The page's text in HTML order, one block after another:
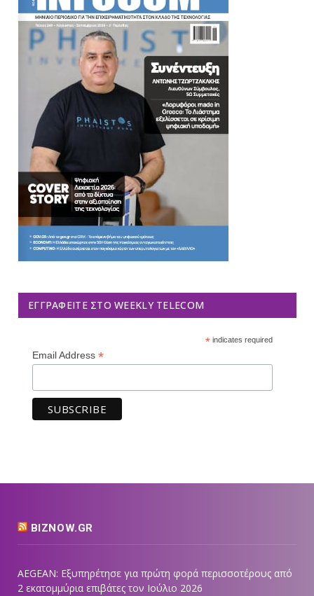
ΕΓΓΡΑΦΕΊΤΕ ΣΤΟ WEEKLY TELECOM
*indicates required
Email Address *
BIZNOW.GR
AEGEAN: Εξυπηρέτησε για πρώτη φορά περισσοτέρους από
2 εκατομμύρια επιβάτες τον Ιούλιο 2026